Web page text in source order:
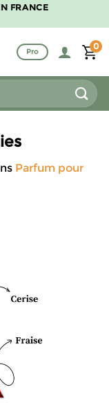
FRANCE
Pro
0
Parfum pour